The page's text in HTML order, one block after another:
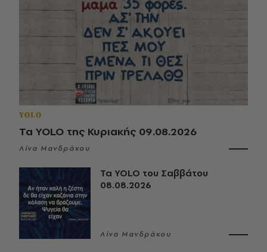
YOLO
Τα YOLO της Κυριακής 09.08.2026
Λίνα Μανδράκου
Τα YOLO του Σαββάτου
08.08.2026
Λίνα Μανδράκου